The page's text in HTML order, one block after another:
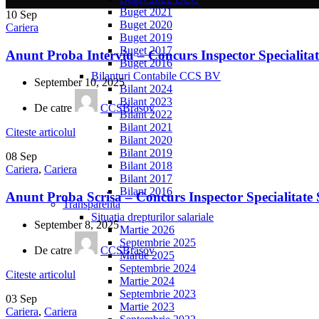
Buget 2021
Buget 2020
Buget 2019
Buget 2017
Buget 2016
Bilanturi Contabile CCS BV
Bilant 2024
Bilant 2023
Bilant 2022
Bilant 2021
Bilant 2020
Bilant 2019
Bilant 2018
Bilant 2017
Bilant 2016
Transparenta
Situatia drepturilor salariale
Martie 2026
Septembrie 2025
Martie 2025
Septembrie 2024
Martie 2024
Septembrie 2023
Martie 2023
10 Sep
Cariera
Anunt Proba Interviu – Concurs Inspector
September 10, 2025
De catre
CCSBrasov
Citeste articolul
08 Sep
Cariera, Cariera
Anunt Proba Scrisa – Concurs Inspector Specialitate
September 8, 2025
De catre
CCSBrasov
Citeste articolul
03 Sep
Cariera, Cariera